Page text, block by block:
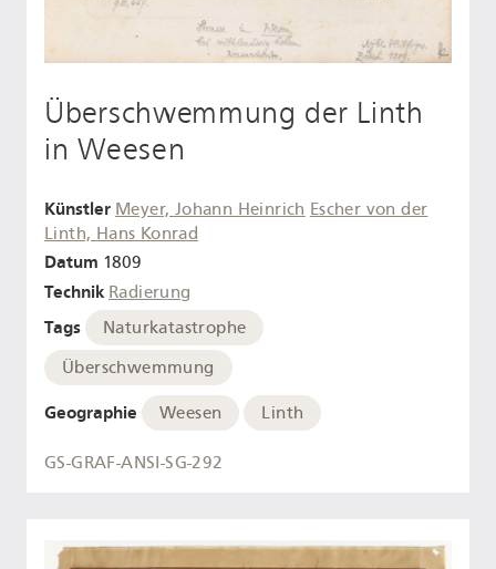
Überschwemmung der Linth
in Weesen
Künstler Meyer, Johann Heinrich Escher von der
Linth, Hans Konrad
Datum 1809
Technik Radierung
Tags
Naturkatastrophe
Überschwemmung
Geographie Weesen Linth
GS-GRAF-ANSI-SG-292